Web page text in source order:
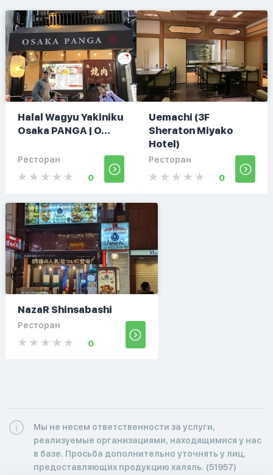
Halal Wagyu Yakiniku
Osaka PANGA | O...
Ресторан
0
Uemachi (3F
Sheraton Miyako
Hotel)
Ресторан
0
NazaR Shinsabashi
Ресторан
0
Мы не несем ответственности за услуги,
реализуемые организациями, находящимися у нас
в базе. Просьба дополнительно уточнять у лиц,
предоставляющих продукцию халяль. (51957)